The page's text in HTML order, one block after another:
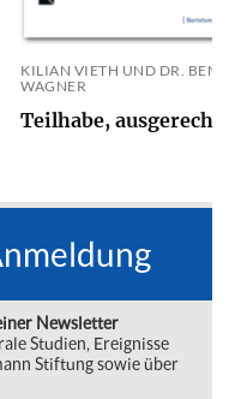
KILIAN VIETH UND DR. BEN
WAGNER
Teilhabe,
Newsletter
Studien, Ereignisse
Stiftung sowie über